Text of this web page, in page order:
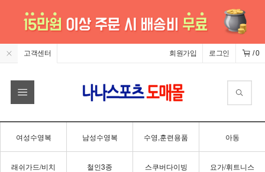
고객센터 /0
로그인
회원가입
여성수영복 남성수영복 수영,훈련용품 아동
래쉬가드/비치 철인3종 스쿠버다이빙 요가/휘트니스